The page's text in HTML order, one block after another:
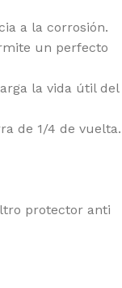
a la corrosión.
un perfecto
la vida útil del
de 1/4 de vuelta.
protector anti